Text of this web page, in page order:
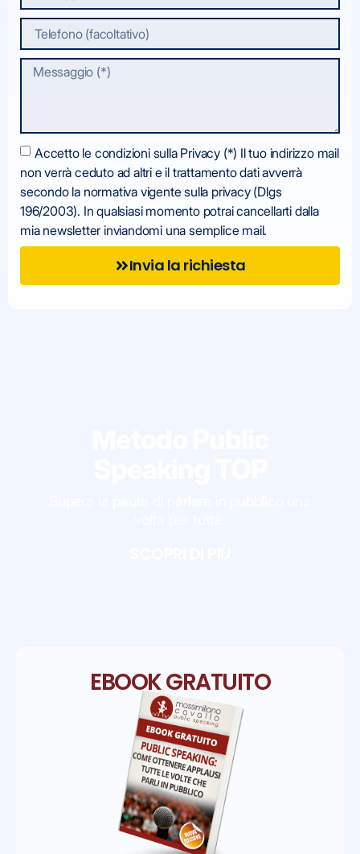
Accetto le condizioni sulla Privacy (*) Il tuo indirizzo mail
non verrà ceduto ad altri e il trattamento dati avverrà
secondo la normativa vigente sulla privacy (Dlgs
196/2003). In qualsiasi momento potrai cancellarti dalla
mia newsletter inviandomi una semplice mail.
Invia la richiesta
EBOOK GRATUITO